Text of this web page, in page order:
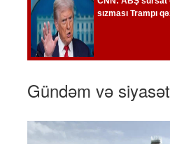
Gündəm və siyasət